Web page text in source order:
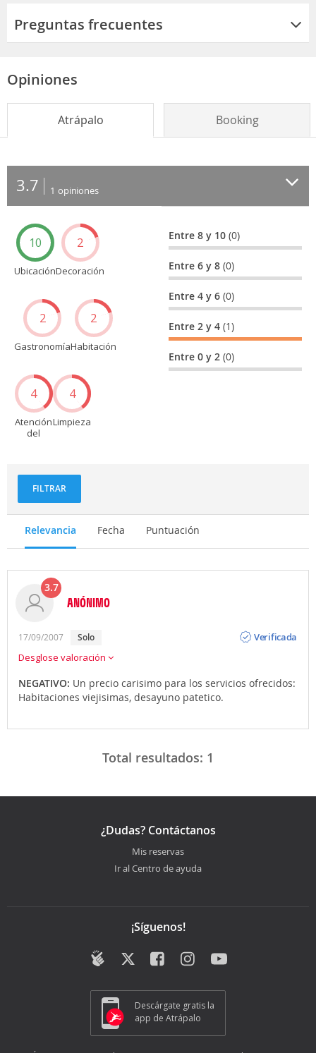
Preguntas frecuentes
Opiniones
Atrápalo Booking
3.7 1 opiniones
10
Ubicación
2
Decoración
2
Gastronomía
2
Habitación
4
Atención
del
4
Limpieza
Entre 8 y 10(0)
Entre 6 y 8(0)
Entre 4 y 6(0)
Entre 2 y 4(1)
Entre 0 y 2(0)
FILTRAR
Relevancia Fecha Puntuación
3.7
ANÓNIMO
17/09/2007 solo
Verificada
Desglose valoración
NEGATIVO: Un precio carisimo para los servicios ofrecidos:
Habitaciones viejisimas, desayuno patetico.
Total resultados: 1
¿Dudas? Contáctanos
Mis reservas
Ir al Centro de ayuda
¡Síguenos!
Descárgate gratis la
app de Atrápalo